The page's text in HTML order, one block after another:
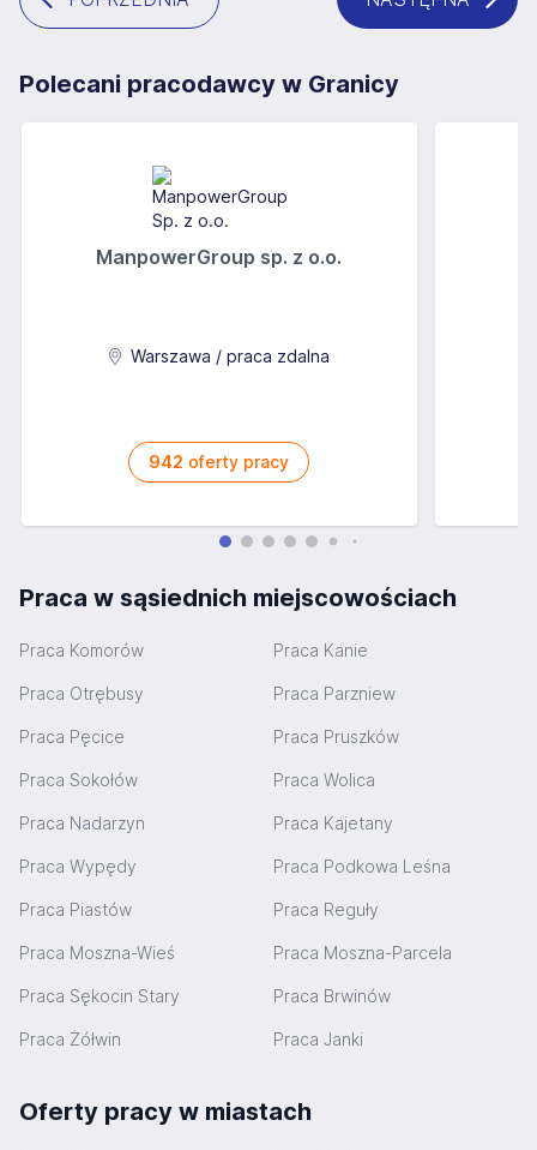
Polecani pracodawcy w Granicy
ManpowerGroup sp. z o.o.
Warszawa / praca zdalna
942 oferty pracy
Praca w sąsiednich miejscowościach
Praca Komorów Praca Kanie
Praca Otrębusy Praca Parzniew
Praca Pęcice Praca Pruszków
Praca Sokołów Praca Wolica
Praca Nadarzyn Praca Kajetany
Praca Wypędy Praca Podkowa Leśna
Praca Piastów Praca Reguły
Praca Moszna-Wieś Praca Moszna-Parcela
Praca Sękocin Stary Praca Brwinów
Praca Żółwin Praca Janki
Oferty pracy w miastach